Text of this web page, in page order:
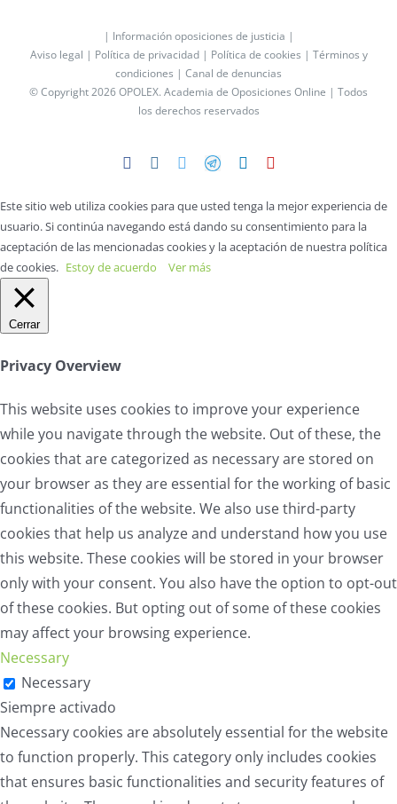
| Información oposiciones de justicia |
Aviso legal | Política de privacidad | Política de cookies | Términos y
condiciones | Canal de denuncias
© Copyright 2026 OPOLEX. Academia de Oposiciones Online | Todos
los derechos reservados
FacebookInstagram
Twitter
TelegramLinkedIn
Este sitio web utiliza cookies para que usted tenga la mejor experiencia de
usuario. Si continúa navegando está dando su consentimiento para la
aceptación de las mencionadas cookies y la aceptación de nuestra política
de cookies. Estoy de acuerdo Ver más
Cerrar
Privacy Overview
This website uses cookies to improve your experience
while you navigate through the website. Out of these, the
cookies that are categorized as necessary are stored on
your browser as they are essential for the working of basic
functionalities of the website. We also use third-party
cookies that help us analyze and understand how you use
this website. These cookies will be stored in your browser
only with your consent. You also have the option to opt-out
of these cookies. But opting out of some of these cookies
may affect your browsing experience.
Necessary
Necessary
Siempre activado
Necessary cookies are absolutely essential for the website
to function properly. This category only includes cookies
that ensures basic functionalities and security features of